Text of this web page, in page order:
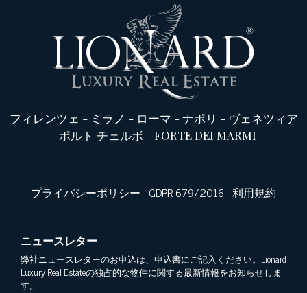
フィレンツェ - ミラノ - ローマ -ナポリ - ヴェネツィア
- ポルト チェルボ -FORTE DEI MARMI
プライバシーポリシー-GDPR 679/2016-利用規約
ニュースレター
弊社ニュースレターのお申込は、申込書にご記入ください。Lionard
Luxury Real Estateの独占的な物件に関する最新情報をお知らせしま
す。